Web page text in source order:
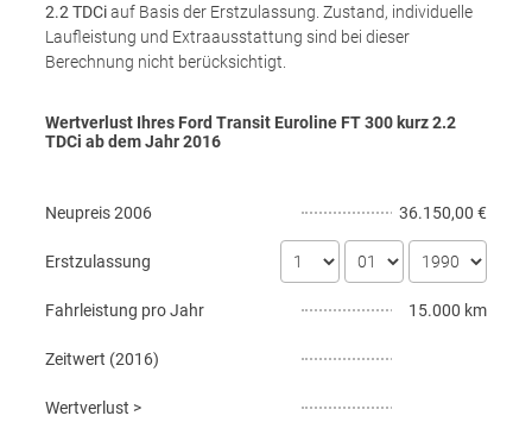
2.2 TDCiauf Basis der Erstzulassung. Zustand, individuelle
Laufleistung und Extraausstattung sind bei dieser
Berechnung nicht berücksichtigt.
Wertverlust Ihres Ford Transit Euroline FT 300 kurz 2.2
TDCi ab dem Jahr2016
Neupreis2006 36.150,00 €
Erstzulassung
Fahrleistung pro Jahr 15.000 km
Zeitwert (2016)
Wertverlust >